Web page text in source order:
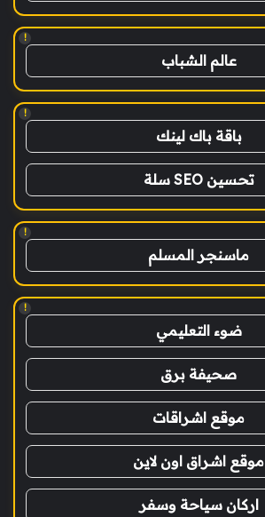
!
عالم الشباب
!
باقة باك لينك
تحسين SEO سلة
!
ماسنجر المسلم
!
ضوء التعليمي
صحيفة برق
موقع اشراقات
موقع اشراق اون لاين
اركان سياحة وسفر